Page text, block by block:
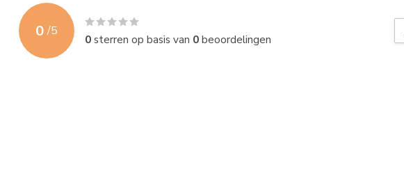
0 /5
0sterren op basis van 0beoordelingen